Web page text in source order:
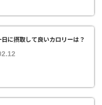
日に摂取して良いカロリーは？